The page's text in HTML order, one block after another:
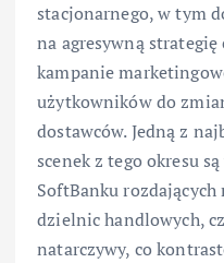
stacjonarnego, w tym
na agresywną
kampanie
użytkowników do
dostawców. Jedną z
scenek z tego okresu
SoftBanku
dzielnic handlowych,
natarczywy, co